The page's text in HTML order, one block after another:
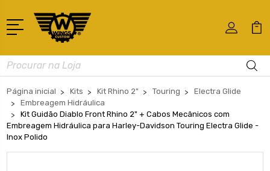
Busca
Página inicial Kits Kit Rhino 2" Touring
Electra Glide
Embreagem Hidráulica
Kit Guidão Diablo Front Rhino 2" + Cabos Mecânicos com
Embreagem Hidráulica para Harley-Davidson Touring Electra Glide -
Inox Polido